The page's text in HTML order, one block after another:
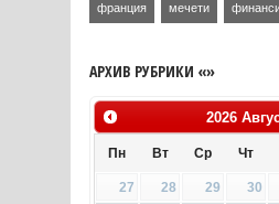
франция мечети
АРХИВ РУБРИКИ «»
2026
Пн Вт Ср Чт
27 28 29 30